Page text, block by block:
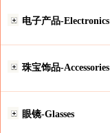
电子产品-Electronics
珠宝饰品-Accessories
眼镜-Glasses